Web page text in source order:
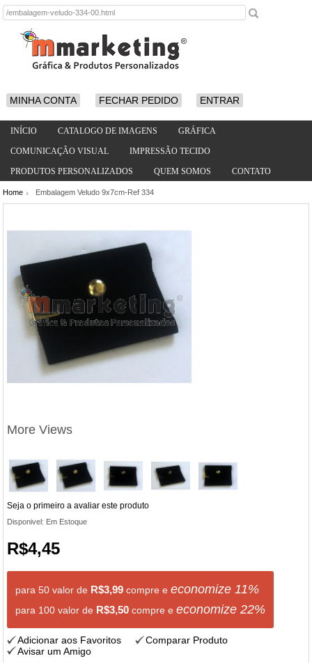
MINHA CONTA FECHAR PEDIDO ENTRAR
INÍCIO CATALOGO DE IMAGENS GRÁFICA
COMUNICAÇÃO VISUAL IMPRESSÃO TECIDO
PRODUTOS PERSONALIZADOS QUEM SOMOS CONTATO
Home Embalagem Veludo 9x7cm-Ref 334
More Views
Seja o primeiro a avaliar este produto
Disponivel: Em Estoque
R$4,45
para 50 valor de R$3,99 compre eeconomize 11%
para 100 valor de R$3,50 compre eeconomize22%
Adicionar aos Favoritos
Comparar Produto
Avisar um Amigo